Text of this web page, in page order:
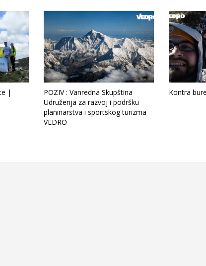
|
POZIV : Vanredna Skupština
Udruženja za razvoj i podršku
planinarstva i sportskog turizma
VEDRO
Kontra